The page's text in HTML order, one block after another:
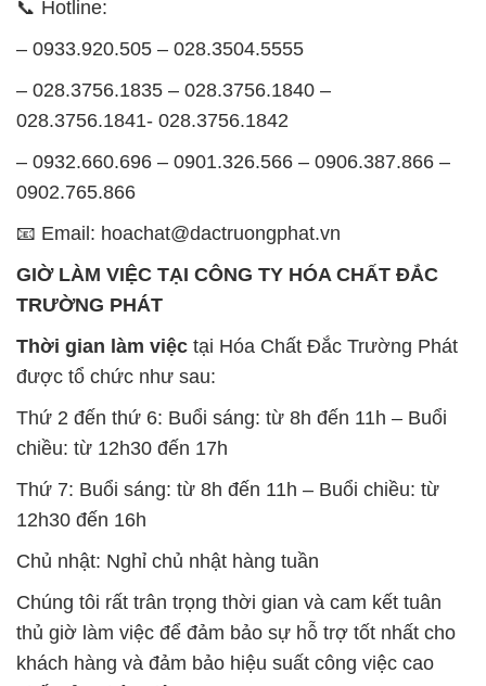
0902.765.866
📧 Email: hoachat@dactruongphat.vn
TRƯỜNG PHÁT
được tổ chức như sau:
Thứ 2 đến thứ 6: Buổi sáng: từ 8h đến 11h – Buổi
chiều: từ 12h30 đến 17h
Thứ 7: Buổi sáng: từ 8h đến 11h – Buổi chiều: từ
12h30 đến 16h
Chủ nhật: Nghỉ chủ nhật hàng tuần
thủ giờ làm việc để đảm bảo sự hỗ trợ tốt nhất cho
khách hàng và đảm bảo hiệu suất công việc cao
nhất của nhân viên.
BẢN ĐỒ MAP TẠI CÔNG TY HÓA CHẤT ĐẮC
TRƯỜNG PHÁT
ĐỊA CHỈ: 1229C Quốc lộ 1A, Phường Bình Trị